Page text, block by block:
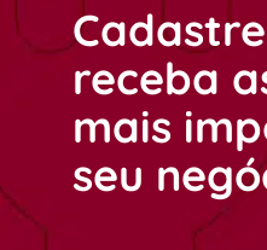
receba
mais
seu